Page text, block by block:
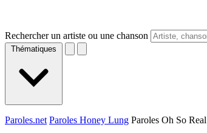
Rechercher un artiste ou une chanson
Thématiques
Paroles.net Paroles Honey Lung Paroles Oh So Real